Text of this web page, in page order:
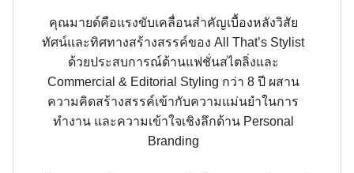
คุณมายด์คือแรงขับเคลื่อนสำคัญเบื้องหลังวิสัย
ทัศน์และทิศทางสร้างสรรค์ของ All That’s Stylist
ด้วยประสบการณ์ด้านแฟชั่นสไตลิ่งและ
Commercial & Editorial Styling กว่า 8 ปี ผสาน
ความคิดสร้างสรรค์เข้ากับความแม่นยำในการ
ทำงาน และความเข้าใจเชิงลึกด้าน Personal
Branding